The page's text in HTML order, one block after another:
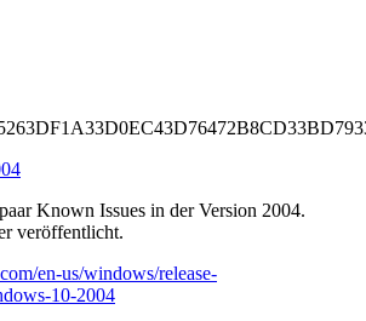
Known Issues in der Version 2004.
veröffentlicht.
en-us/windows/release-
10-2004